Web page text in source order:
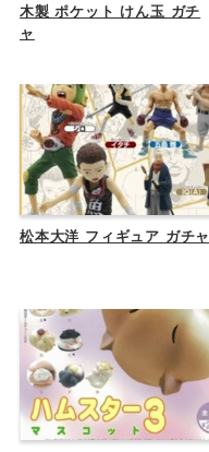
木製 ポケット けん玉 ガチ
ャ
松本大洋 フィギュア ガチャ